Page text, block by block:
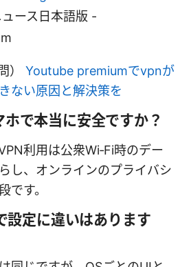
ース日本語版 -
） Youtube premiumでvpnが
ない原因と解決策を
で本当に安全ですか？
利用は公衆Wi‑Fi時のデー
し、オンラインのプライバシ
です。
定に違いはあります